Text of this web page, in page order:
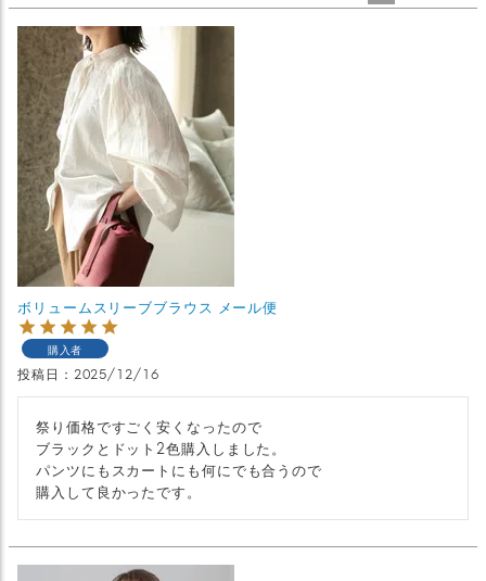
ボリュームスリーブブラウス メール便
購入者
投稿日 2025/12/16
祭り価格ですごく安くなったので
ブラックとドット2色購入しました。
パンツにもスカートにも何にでも合うので
購入して良かったです。